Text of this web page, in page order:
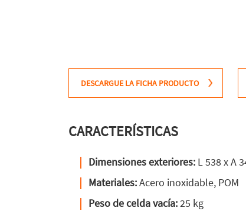
DESCARGUE LA FICHA PRODUCTO
CARACTERÍSTICAS
Dimensiones exteriores: L 538 x A
Materiales:Acero inoxidable, POM
Peso de celda vacía:25 kg